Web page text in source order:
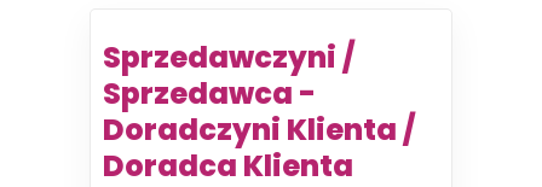
Sprzedawczyni /
Sprzedawca -
Doradczyni Klienta /
Doradca Klienta